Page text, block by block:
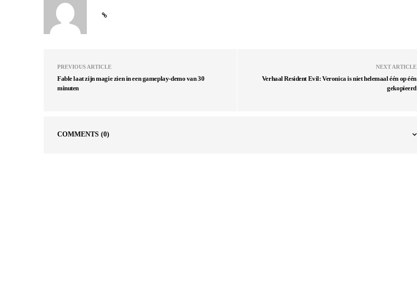
PREVIOUS ARTICLE
Fable laat zijn magie zien in een gameplay-demo van 30
minuten
NEXT ARTICLE
Verhaal Resident Evil: Veronica is niet helemaal één op één
gekopieerd
COMMENTS (0)